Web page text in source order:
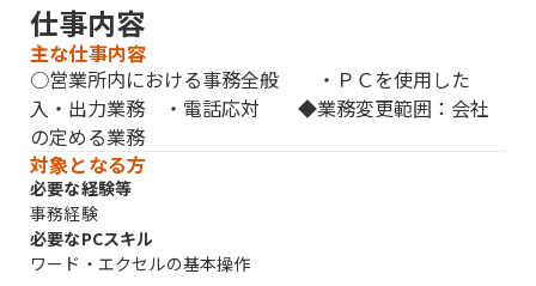
仕事内容
主な仕事内容
○営業所内における事務全般 ・ＰＣを使用した
入・出力業務 ・電話応対 ◆業務変更範囲：会社
の定める業務
対象となる方
必要な経験等
事務経験
必要なPCスキル
ワード・エクセルの基本操作